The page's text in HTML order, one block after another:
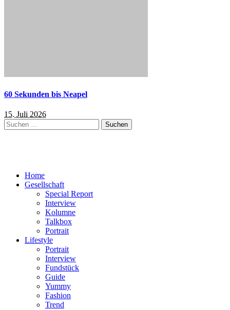
60 Sekunden bis Neapel
15. Juli 2026
Suchen
nach:
Home
Gesellschaft
Special Report
Interview
Kolumne
Talkbox
Portrait
Lifestyle
Portrait
Interview
Fundstück
Guide
Yummy
Fashion
Trend